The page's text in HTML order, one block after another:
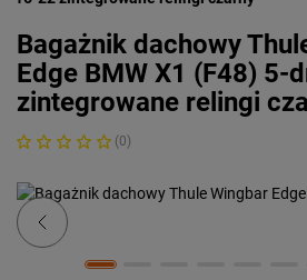
Bagażnik dachowy
Edge BMW X1 (F48) 5-
zintegrowane relingi
(0)
Previous